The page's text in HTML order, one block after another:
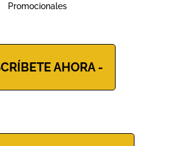
Promocionales
AHORA -